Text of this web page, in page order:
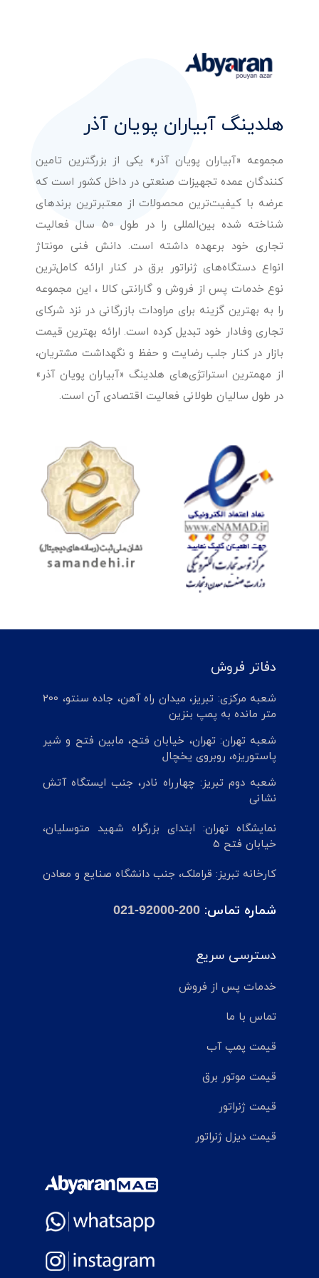
هلدینگ آبیاران پویان آذر
مجموعه «آبیاران پویان آذر» یکی از بزرگترین تامین
کنندگان عمده تجهیزات صنعتی در داخل کشور است که
عرضه با کیفیت‌ترین محصولات از معتبرترین برندهای
شناخته شده بین‌المللی را در طول 50 سال فعالیت
تجاری خود برعهده داشته است. دانش فنی مونتاژ
انواع دستگاه‌های ژنراتور برق در کنار ارائه کامل‌ترین
نوع خدمات پس از فروش و گارانتی کالا ، این مجموعه
را به بهترین گزینه برای مراودات بازرگانی در نزد شرکای
تجاری وفادار خود تبدیل کرده است. ارائه بهترین قیمت
بازار در کنار جلب رضایت و حفظ و نگهداشت مشتریان،
از مهمترین استراتژی‌های هلدینگ «آبیاران پویان آذر»
در طول سالیان طولانی فعالیت اقتصادی آن است.
دفاتر فروش
شعبه مرکزی: تبریز، میدان راه آهن، جاده سنتو، 200
متر مانده به پمپ بنزین
شعبه تهران: تهران، خیابان فتح، مابین فتح و شیر
پاستوریزه، روبروی یخچال
شعبه دوم تبریز: چهارراه نادر، جنب ایستگاه آتش
نشانی
نمایشگاه تهران: ابتدای بزرگراه شهید متوسلیان،
خیابان فتح 5
کارخانه تبریز: قراملک، جنب دانشگاه صنایع و معادن
شماره تماس: 021-92000-200
دسترسی سریع
خدمات پس از فروش
تماس با ما
قیمت پمپ آب
قیمت موتور برق
قیمت ژنراتور
قیمت دیزل ژنراتور